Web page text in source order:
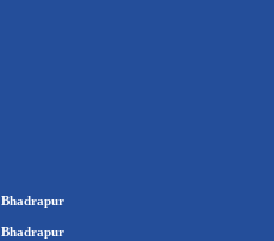
Bhadrapur
Bhadrapur